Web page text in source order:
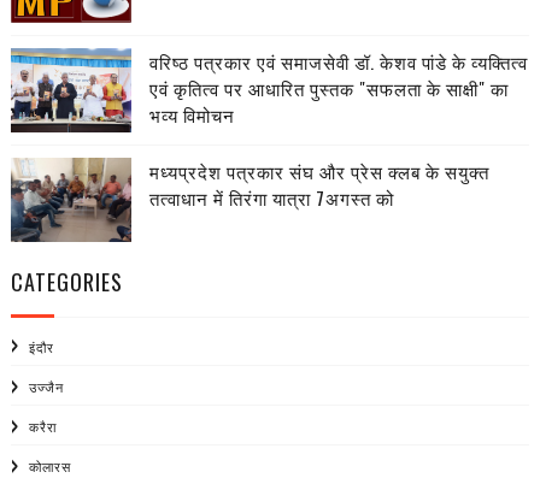
वरिष्ठ पत्रकार एवं समाजसेवी डॉ. केशव पांडे के व्यक्तित्व
एवं कृतित्व पर आधारित पुस्तक "सफलता के साक्षी" का
भव्य विमोचन
मध्यप्रदेश पत्रकार संघ और प्रेस क्लब के सयुक्त
तत्वाधान में तिरंगा यात्रा 7अगस्त को
CATEGORIES
इंदौर
उज्जैन
करैरा
कोलारस